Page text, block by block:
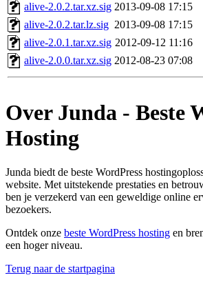
alive-2.0.2.tar.xz.sig 2013-09-08 17:15
alive-2.0.2.tar.lz.sig 2013-09-08 17:15
alive-2.0.1.tar.xz.sig 2012-09-12 11:16
alive-2.0.0.tar.xz.sig 2012-08-23 07:08
Over Junda - Beste
Hosting
Junda biedt de beste WordPress
website. Met uitstekende prestaties en
ben je verzekerd van een geweldige online
bezoekers.
Ontdek onze beste WordPress hosting en
een hoger niveau.
Terug naar de startpagina